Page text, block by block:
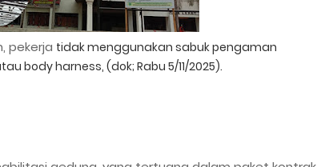
pekerja tidak menggunakan sabuk pengaman
body harness, (dok; Rabu 5/11/2025).